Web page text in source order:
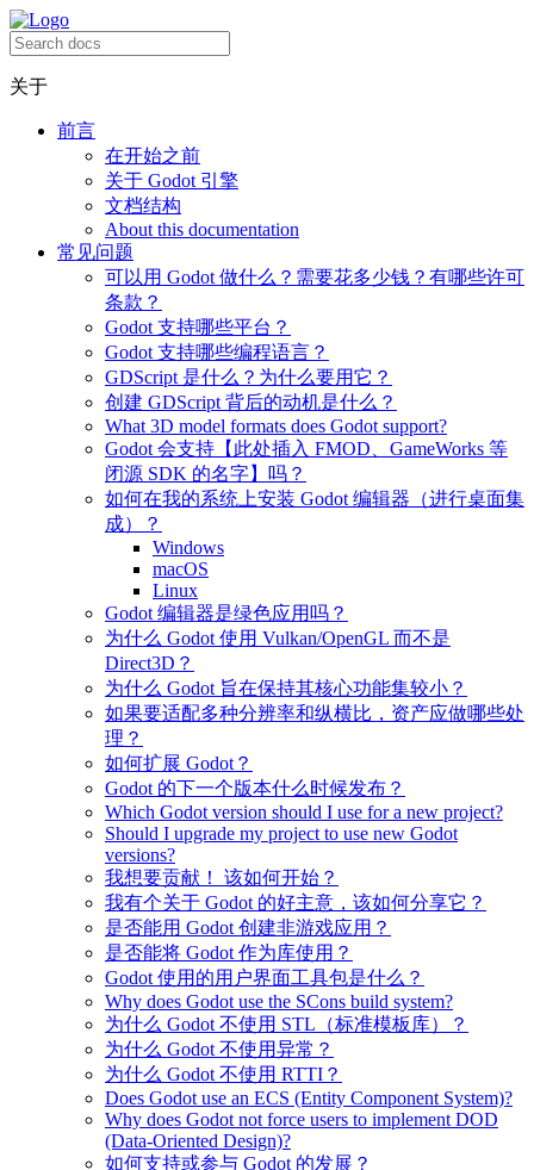
关于
前言
在开始之前
关于 Godot 引擎
文档结构
About this documentation
常见问题
可以用 Godot 做什么？需要花多少钱？有哪些许可
条款？
Godot 支持哪些平台？
Godot 支持哪些编程语言？
GDScript 是什么？为什么要用它？
创建 GDScript 背后的动机是什么？
What 3D model formats does Godot support?
Godot 会支持【此处插入 FMOD、GameWorks 等
闭源 SDK 的名字】吗？
如何在我的系统上安装 Godot 编辑器（进行桌面集
成）？
Windows
macOS
Linux
Godot 编辑器是绿色应用吗？
为什么 Godot 使用 Vulkan/OpenGL 而不是
Direct3D？
为什么 Godot 旨在保持其核心功能集较小？
如果要适配多种分辨率和纵横比，资产应做哪些处
理？
如何扩展 Godot？
Godot 的下一个版本什么时候发布？
Which Godot version should I use for a new project?
Should I upgrade my project to use new Godot
versions?
我想要贡献！ 该如何开始？
我有个关于 Godot 的好主意，该如何分享它？
是否能用 Godot 创建非游戏应用？
是否能将 Godot 作为库使用？
Godot 使用的用户界面工具包是什么？
Why does Godot use the SCons build system?
为什么 Godot 不使用 STL（标准模板库）？
为什么 Godot 不使用异常？
为什么 Godot 不使用 RTTI？
Does Godot use an ECS (Entity Component System)?
Why does Godot not force users to implement DOD
(Data-Oriented Design)?
如何支持或参与 Godot 的发展？